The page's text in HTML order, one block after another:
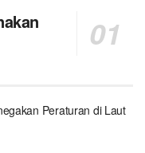
Peraturan di Laut